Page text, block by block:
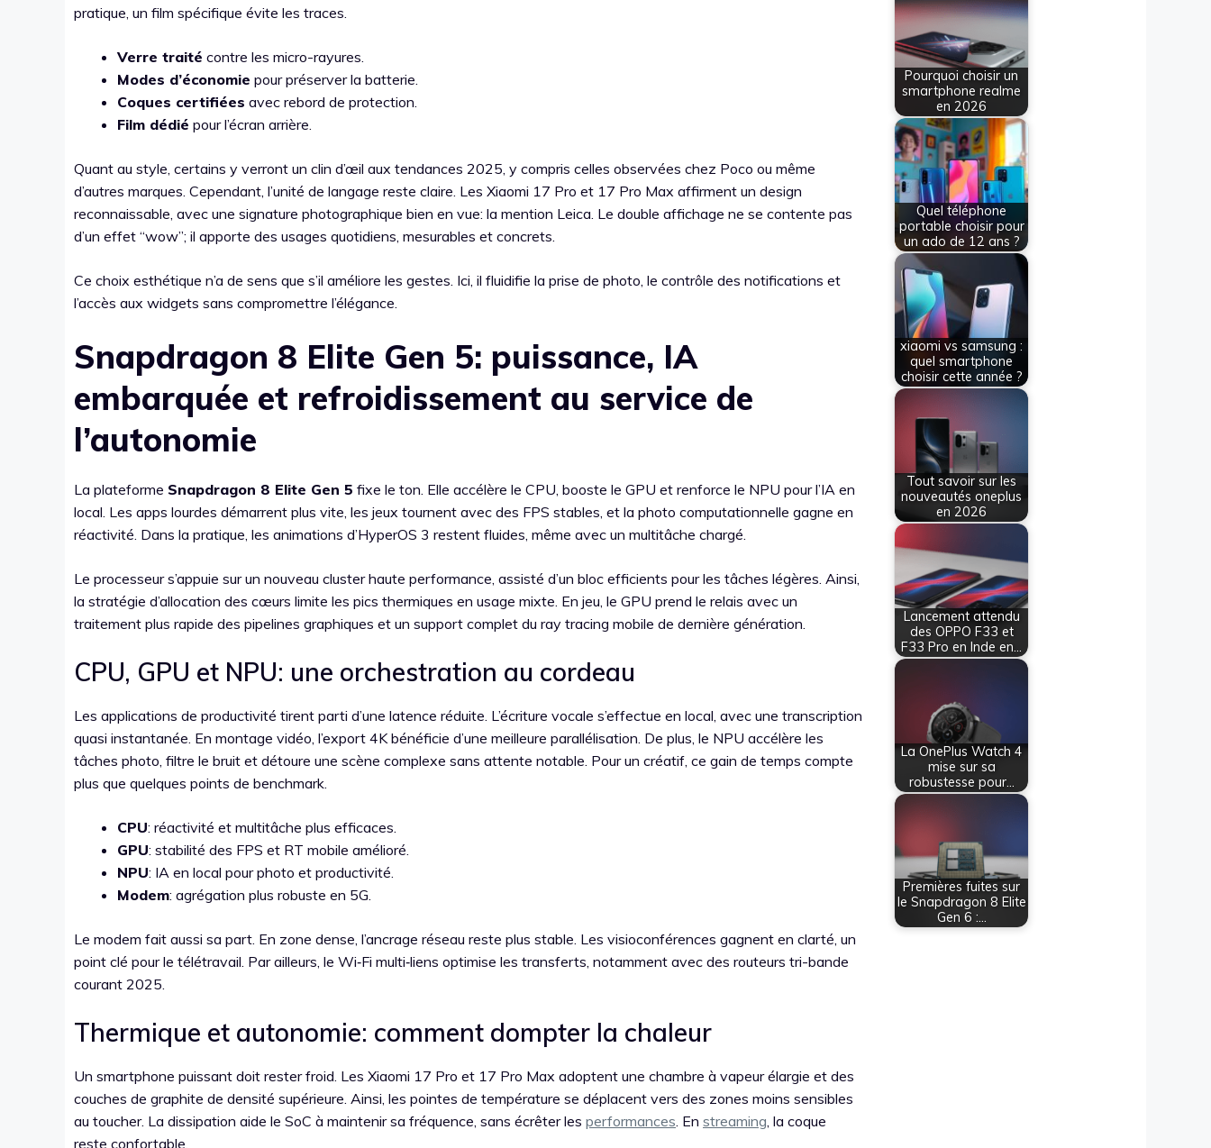
pratique, un film spécifique évite les traces.
Verre traité contre les micro-rayures.
Modes d’économie pour préserver la batterie.
Coques certifiées avec rebord de protection.
Film dédié pour l’écran arrière.
Quant au style, certains y verront un clin d’œil aux tendances 2025, y compris celles observées chez Poco ou même
d’autres marques. Cependant, l’unité de langage reste claire. Les Xiaomi 17 Pro et 17 Pro Max affirment un design
reconnaissable, avec une signature photographique bien en vue: la mention Leica. Le double affichage ne se contente pas
d’un effet “wow”; il apporte des usages quotidiens, mesurables et concrets.
Ce choix esthétique n’a de sens que s’il améliore les gestes. Ici, il fluidifie la prise de photo, le contrôle des notifications et
l’accès aux widgets sans compromettre l’élégance.
Snapdragon 8 Elite Gen 5: puissance, IA
embarquée et refroidissement au service de
l’autonomie
La plateforme Snapdragon 8 Elite Gen 5 fixe le ton. Elle accélère le CPU, booste le GPU et renforce le NPU pour l’IA en
local. Les apps lourdes démarrent plus vite, les jeux tournent avec des FPS stables, et la photo computationnelle gagne en
réactivité. Dans la pratique, les animations d’HyperOS 3 restent fluides, même avec un multitâche chargé.
Le processeur s’appuie sur un nouveau cluster haute performance, assisté d’un bloc efficients pour les tâches légères. Ainsi,
la stratégie d’allocation des cœurs limite les pics thermiques en usage mixte. En jeu, le GPU prend le relais avec un
traitement plus rapide des pipelines graphiques et un support complet du ray tracing mobile de dernière génération.
CPU, GPU et NPU: une orchestration au cordeau
Les applications de productivité tirent parti d’une latence réduite. L’écriture vocale s’effectue en local, avec une transcription
quasi instantanée. En montage vidéo, l’export 4K bénéficie d’une meilleure parallélisation. De plus, le NPU accélère les
tâches photo, filtre le bruit et détoure une scène complexe sans attente notable. Pour un créatif, ce gain de temps compte
plus que quelques points de benchmark.
CPU: réactivité et multitâche plus efficaces.
GPU: stabilité des FPS et RT mobile amélioré.
NPU: IA en local pour photo et productivité.
Modem: agrégation plus robuste en 5G.
Le modem fait aussi sa part. En zone dense, l’ancrage réseau reste plus stable. Les visioconférences gagnent en clarté, un
point clé pour le télétravail. Par ailleurs, le Wi‑Fi multi‑liens optimise les transferts, notamment avec des routeurs tri-bande
courant 2025.
Thermique et autonomie: comment dompter la chaleur
Un smartphone puissant doit rester froid. Les Xiaomi 17 Pro et 17 Pro Max adoptent une chambre à vapeur élargie et des
couches de graphite de densité supérieure. Ainsi, les pointes de température se déplacent vers des zones moins sensibles
au toucher. La dissipation aide le SoC à maintenir sa fréquence, sans écrêter les performances. En streaming, la coque
reste confortable.
Pourquoi choisir un
smartphone realme
en 2026
Quel téléphone
portable choisir pour
un ado de 12 ans ?
xiaomi vs samsung :
quel smartphone
choisir cette année ?
Tout savoir sur les
nouveautés oneplus
en 2026
Lancement attendu
des OPPO F33 et
F33 Pro en Inde en…
La OnePlus Watch 4
mise sur sa
robustesse pour…
Premières fuites sur
le Snapdragon 8 Elite
Gen 6 :…